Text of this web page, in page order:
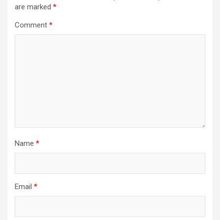
are marked *
Comment *
Name *
Email *